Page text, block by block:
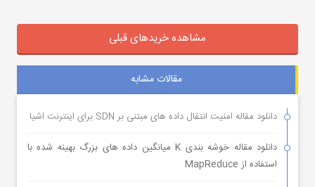
مشاهده خریدهای قبلی
مقالات مشابه
دانلود مقاله امنیت انتقال داده های مبتنی بر SDN برای اینترنت اشیا
دانلود مقاله خوشه بندی K میانگین داده های بزرگ بهینه شده با
استفاده از MapReduce